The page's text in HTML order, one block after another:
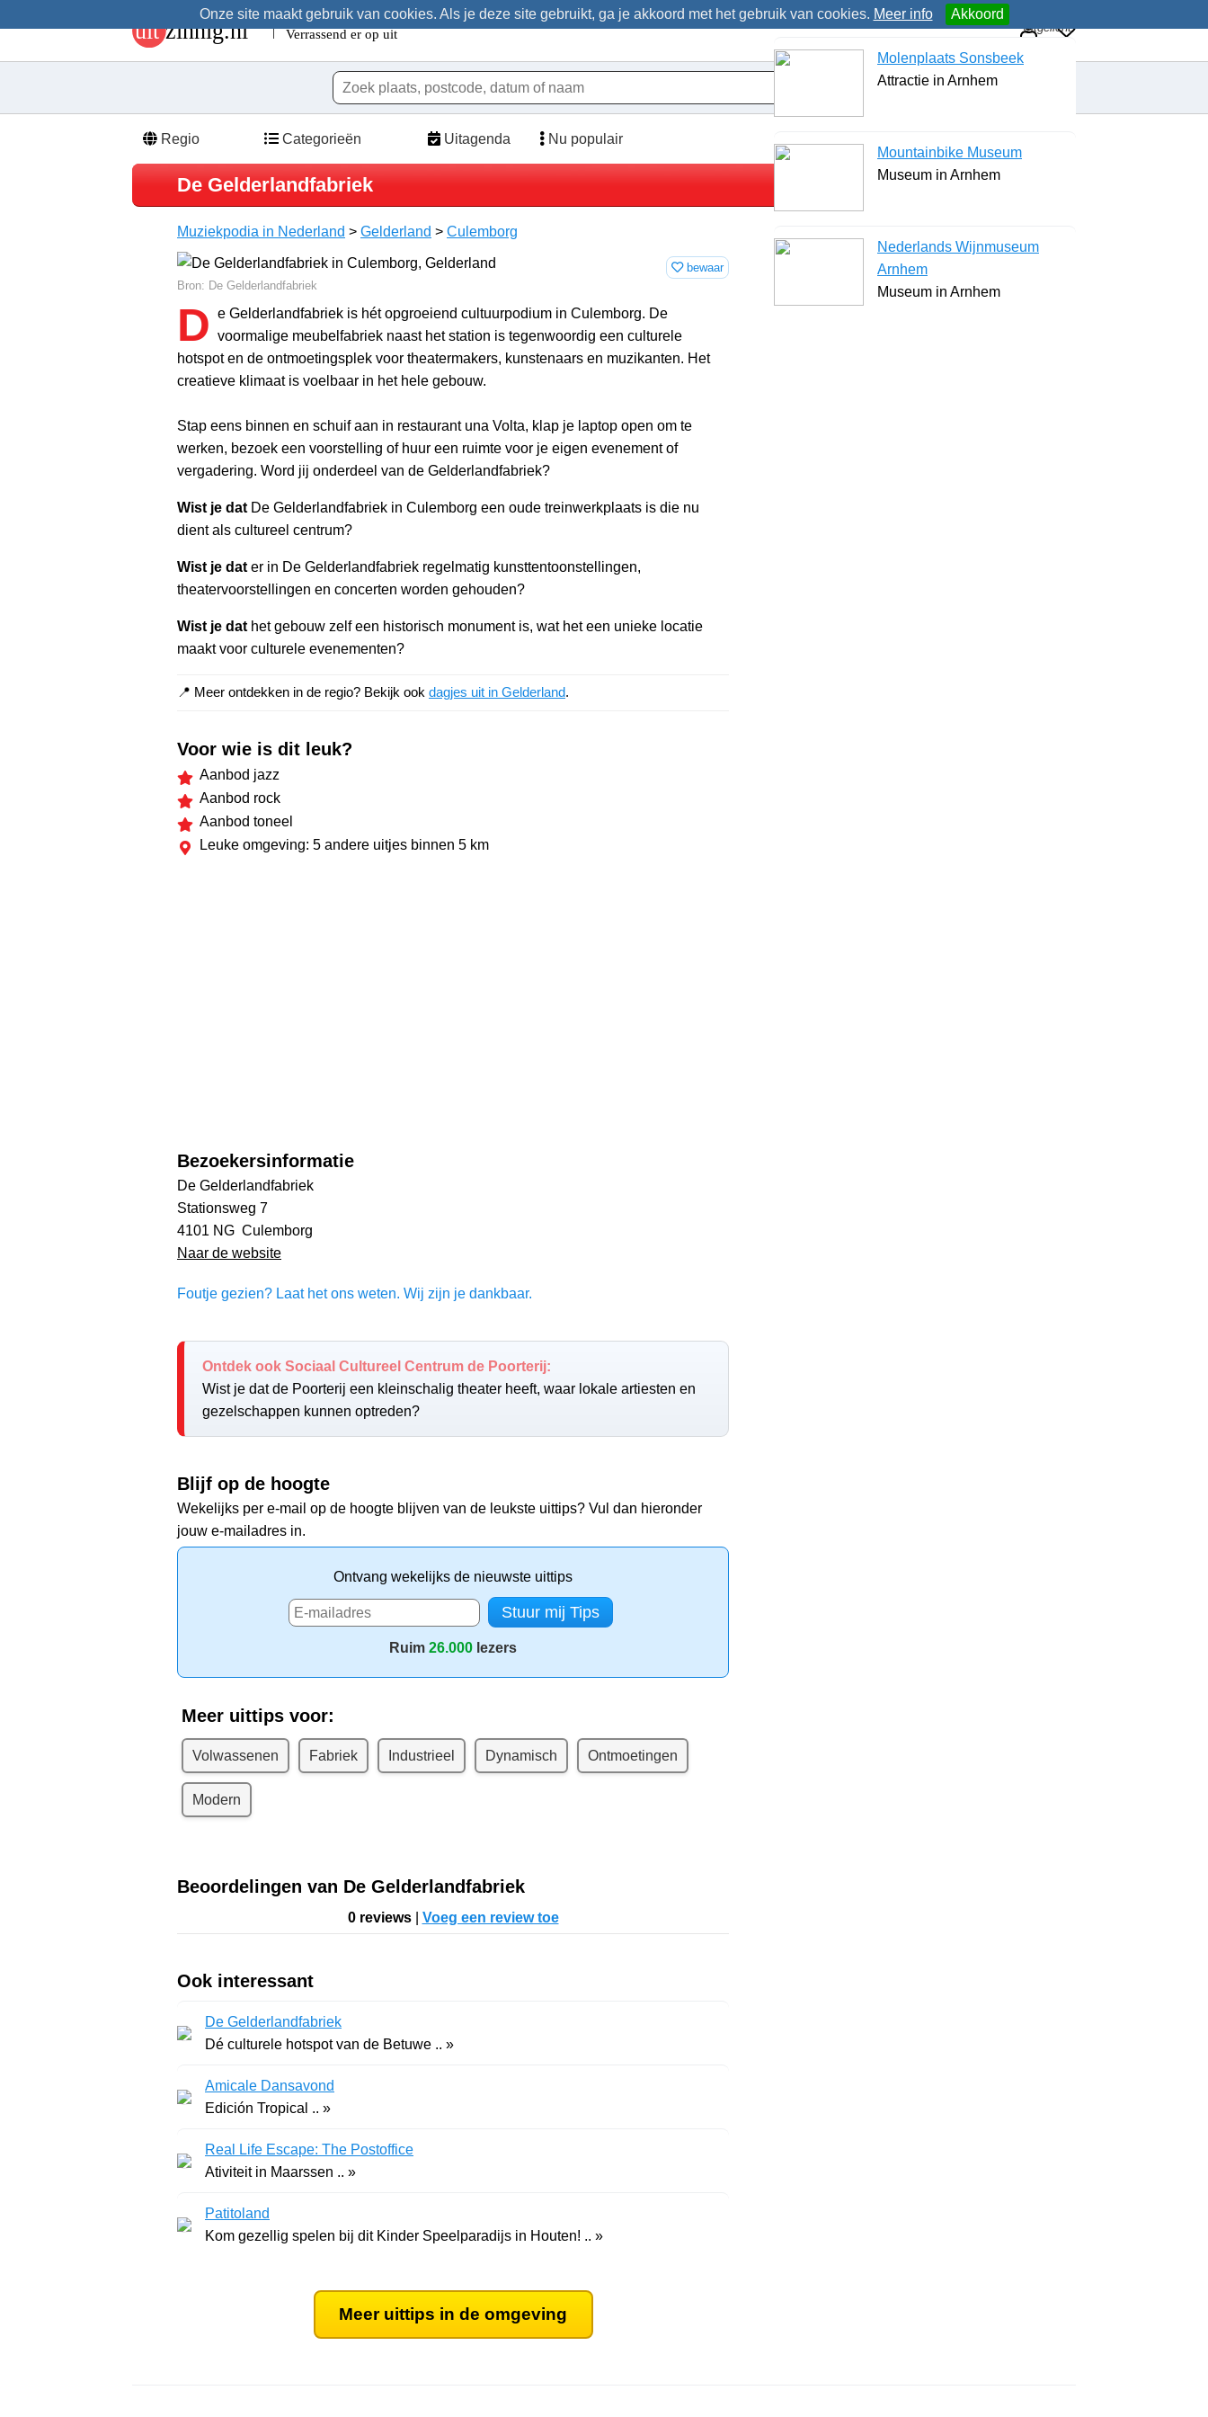
Onze site maakt gebruik van cookies. Als je deze site gebruikt, ga je akkoord met het gebruik van cookies. Meer info Akkoord
Regio Categorieën Uitagenda Nu populair
De Gelderlandfabriek
Muziekpodia in Nederland > Gelderland > Culemborg
bewaar
Bron: De Gelderlandfabriek
D e Gelderlandfabriek is hét opgroeiend cultuurpodium in Culemborg. De
voormalige meubelfabriek naast het station is tegenwoordig een culturele
hotspot en de ontmoetingsplek voor theatermakers, kunstenaars en muzikanten. Het
creatieve klimaat is voelbaar in het hele gebouw.
Stap eens binnen en schuif aan in restaurant una Volta, klap je laptop open om te
werken, bezoek een voorstelling of huur een ruimte voor je eigen evenement of
vergadering. Word jij onderdeel van de Gelderlandfabriek?
Wist je dat De Gelderlandfabriek in Culemborg een oude treinwerkplaats is die nu
dient als cultureel centrum?
Wist je dat er in De Gelderlandfabriek regelmatig kunsttentoonstellingen,
theatervoorstellingen en concerten worden gehouden?
Wist je dat het gebouw zelf een historisch monument is, wat het een unieke locatie
maakt voor culturele evenementen?
📍 Meer ontdekken in de regio? Bekijk ook dagjes uit in Gelderland.
Voor wie is dit leuk?
Aanbod jazz
Aanbod rock
Aanbod toneel
Leuke omgeving: 5 andere uitjes binnen 5 km
Bezoekersinformatie
De Gelderlandfabriek
Stationsweg 7
4101 NG Culemborg
Naar de website
Foutje gezien? Laat het ons weten. Wij zijn je dankbaar.
Ontdek ook Sociaal Cultureel Centrum de Poorterij:
Wist je dat de Poorterij een kleinschalig theater heeft, waar lokale artiesten en
gezelschappen kunnen optreden?
Blijf op de hoogte
Wekelijks per e-mail op de hoogte blijven van de leukste uittips? Vul dan hieronder
jouw e-mailadres in.
Ontvang wekelijks de nieuwste uittips
Ruim 26.000 lezers
Meer uittips voor:
Volwassenen Fabriek Industrieel Dynamisch Ontmoetingen
Modern
Beoordelingen van De Gelderlandfabriek
0 reviews| Voeg een review toe
Ook interessant
De Gelderlandfabriek
Dé culturele hotspot van de Betuwe .. »
Amicale Dansavond
Edición Tropical .. »
Real Life Escape: The Postoffice
Ativiteit in Maarssen .. »
Patitoland
Kom gezellig spelen bij dit Kinder Speelparadijs in Houten! .. »
Meer uittips in de omgeving
Uitgelicht
Molenplaats Sonsbeek
Attractie in Arnhem
Mountainbike Museum
Museum in Arnhem
Nederlands Wijnmuseum
Arnhem
Museum in Arnhem